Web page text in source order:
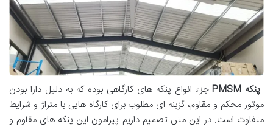
پنکه PMSM
جزء انواع پنکه های کارگاهی بوده که به دلیل دارا بودن
موتور محکم و مقاوم، گزینه ای مطلوب برای کارگاه هایی با متراژ و شرایط
متفاوت است. در این متن تصمیم داریم پیرامون این پنکه های مقاوم و